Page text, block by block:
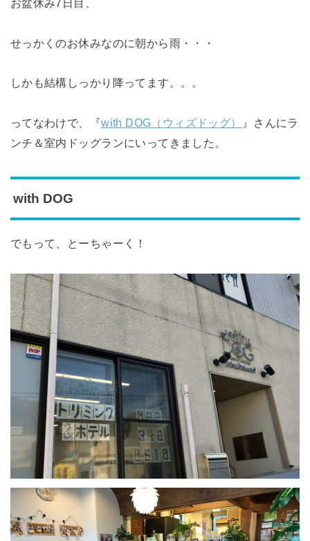
お盆休み7日目、
せっかくのお休みなのに朝から雨・・・
しかも結構しっかり降ってます。。。
ってなわけで、『with DOG（ウィズドッグ）
』さんにラ
ンチ＆室内ドッグランにいってきました。
with DOG
でもって、とーちゃーく！